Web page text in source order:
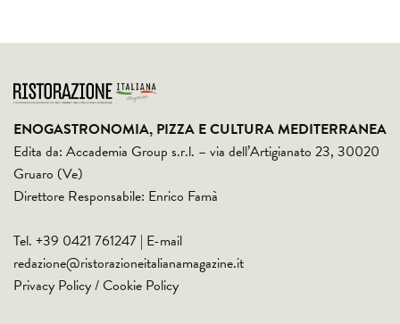
ENOGASTRONOMIA, PIZZA E CULTURA MEDITERRANEA
Edita da: Accademia Group s.r.l. – via dell’Artigianato 23, 30020
Gruaro (Ve)
Direttore Responsabile: Enrico Famà
Tel. +39 0421 761247 | E-mail
redazione@ristorazioneitalianamagazine.it
Privacy Policy/Cookie Policy